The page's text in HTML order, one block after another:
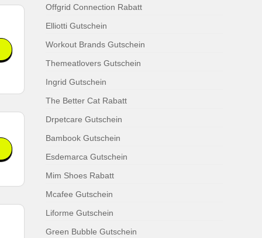
Offgrid Connection Rabatt
Elliotti Gutschein
Workout Brands Gutschein
Themeatlovers Gutschein
Ingrid Gutschein
The Better Cat Rabatt
Drpetcare Gutschein
Bambook Gutschein
Esdemarca Gutschein
Mim Shoes Rabatt
Mcafee Gutschein
Liforme Gutschein
Green Bubble Gutschein